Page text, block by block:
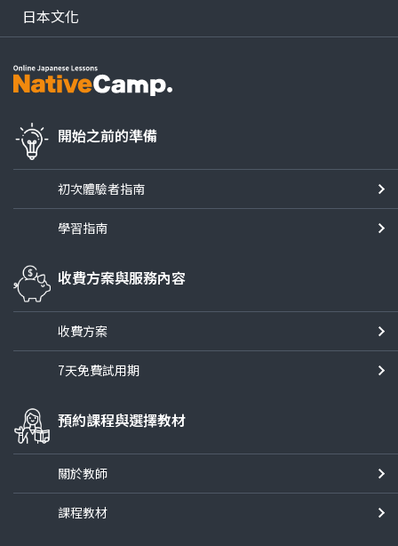
日本文化
開始之前的準備
初次體驗者指南
學習指南
收費方案與服務內容
收費方案
7天免費試用期
預約課程與選擇教材
關於教師
課程教材